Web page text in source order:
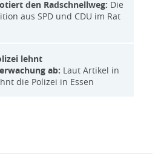
den Radschnellweg: Die
aus SPD und CDU im Rat
lehnt
ab: Laut Artikel in
die Polizei in Essen